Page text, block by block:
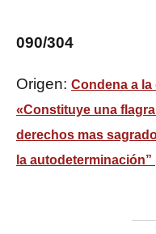
090/304
Origen: Condena a
«Constituye una
derechos mas
la